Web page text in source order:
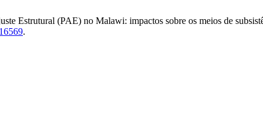
Estrutural (PAE) no Malawi: impactos sobre os meios de
.